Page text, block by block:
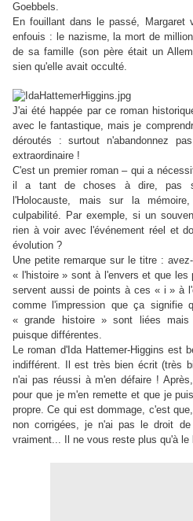
Goebbels.
En fouillant dans le passé, Margaret
enfouis : le nazisme, la mort de
de sa famille (son père était un
sien qu'elle avait occulté.
J'ai été happée par ce roman
avec le fantastique, mais je
déroutés : surtout n'abandonnez
extraordinaire !
C'est un premier roman – qui a
il a tant de choses à dire, pas
l'Holocauste, mais sur la
culpabilité. Par exemple, si un
rien à voir avec l'événement réel et
évolution ?
Une petite remarque sur le titre :
« l'histoire » sont à l'envers et que
servent aussi de points à ces « i » à
comme l'impression que ça
« grande histoire » sont liées mais
puisque différentes.
Le roman d'Ida Hattemer-Higgins est
indifférent. Il est très bien écrit (très
n'ai pas réussi à m'en défaire !
pour que je m'en remette et que je
propre. Ce qui est dommage, c'est
non corrigées, je n'ai pas le droit
vraiment... Il ne vous reste plus qu'à le